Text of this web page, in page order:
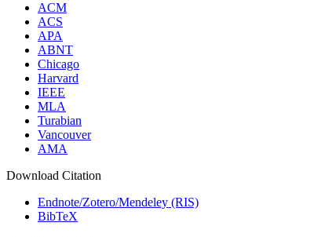
ACM
ACS
APA
ABNT
Chicago
Harvard
IEEE
MLA
Turabian
Vancouver
AMA
Download Citation
Endnote/Zotero/Mendeley (RIS)
BibTeX